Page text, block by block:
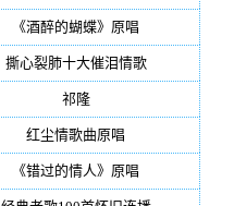
《酒醉的蝴蝶》原唱
撕心裂肺十大催泪情歌(195)
祁隆(188)
红尘情歌曲原唱
《错过的情人》原唱